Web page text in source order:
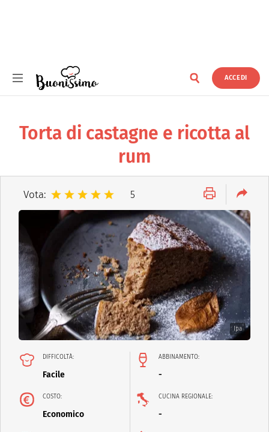
ACCEDI
Torta di castagne e ricotta al
rum
Vota: 5
Ipa
DIFFICOLTÀ:
Facile
ABBINAMENTO:
-
COSTO:
Economico
CUCINA REGIONALE:
-